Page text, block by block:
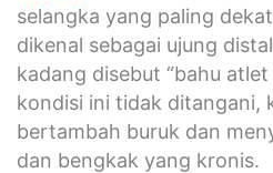
selangka yang paling
dikenal sebagai ujung
kadang disebut “bahu
kondisi ini tidak ditangani,
bertambah buruk dan
dan bengkak yang kronis.